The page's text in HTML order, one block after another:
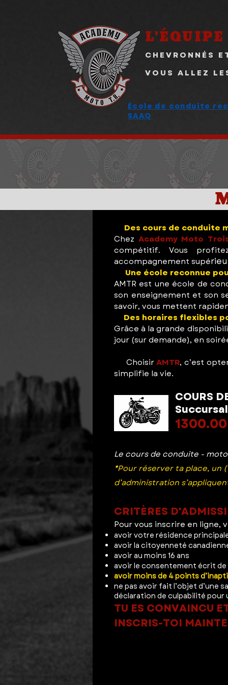
CHEVRONNÉS
VOUS ALLEZ
École de conduite
SAAQ
Des cours de conduite
Chez Academy Moto
compétitif. Vous
accompagnement supé
Une école reconnue
AMTR est une école de
son enseignement et son
savoir, vous mettent
Des horaires flexibles
Grâce à la grande
jour (sur demande), en
ChoisirAMTR, c’est
simplifie la vie.
COURS
Le cours de conduite -
*Pour réserver ta place, un
d’administration
CRITÈRES
Pour vous inscrire en ligne,
avoir votre résidence
avoir la citoyenneté
avoir au moins 16 ans
avoir le consentement écrit
avoir moins de 4 points
ne pas avoir fait l’objet d’une
déclaration de culpabilité pour
TU ES CONVAINCU
INSCRIS-TOI